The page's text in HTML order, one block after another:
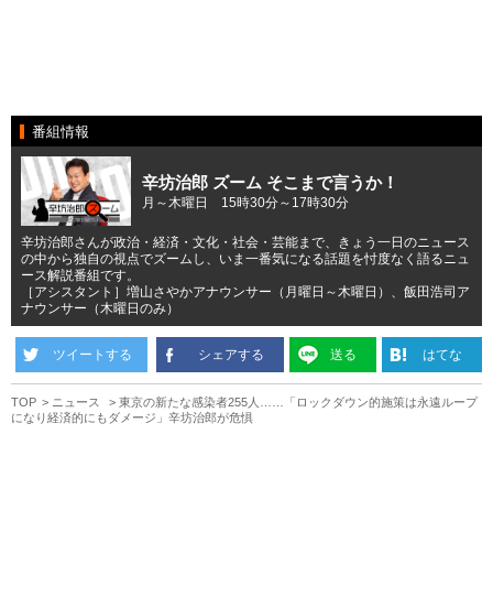
番組情報
辛坊治郎 ズーム そこまで言うか！
月～木曜日 15時30分～17時30分
辛坊治郎さんが政治・経済・文化・社会・芸能まで、きょう一日のニュース
の中から独自の視点でズームし、いま一番気になる話題を忖度なく語るニュ
ース解説番組です。
［アシスタント］増山さやかアナウンサー（月曜日～木曜日）、飯田浩司ア
ナウンサー（木曜日のみ）
ツイートする シェアする 送る はてな
TOP ニュース
東京の新たな感染者255人……「ロックダウン的施策は永遠ループ
になり経済的にもダメージ」辛坊治郎が危惧